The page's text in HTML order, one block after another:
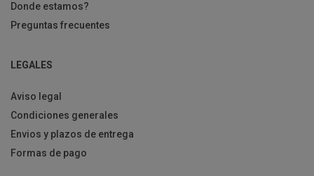
Donde estamos?
Preguntas frecuentes
LEGALES
Aviso legal
Condiciones generales
Envios y plazos de entrega
Formas de pago